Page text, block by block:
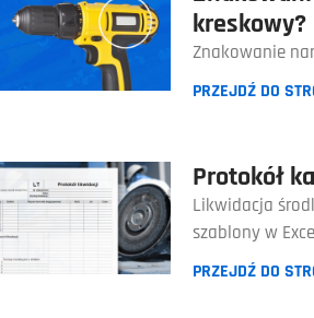
kreskowy?
Znakowanie
PRZEJDŹ DO
Protokół
Likwidacja
szablony w
PRZEJDŹ DO